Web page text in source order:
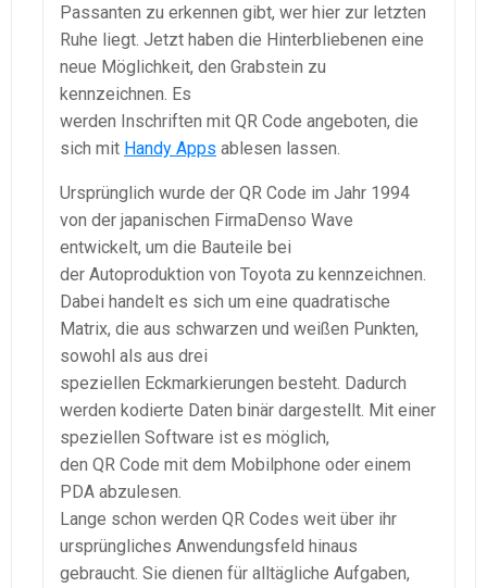
Passanten zu erkennen gibt, wer hier zur letzten
Ruhe liegt. Jetzt haben die Hinterbliebenen eine
neue Möglichkeit, den Grabstein zu
kennzeichnen. Es
werden Inschriften mit QR Code angeboten, die
sich mit Handy Apps ablesen lassen.
Ursprünglich wurde der QR Code im Jahr 1994
von der japanischen FirmaDenso Wave
entwickelt, um die Bauteile bei
der Autoproduktion von Toyota zu kennzeichnen.
Dabei handelt es sich um eine quadratische
Matrix, die aus schwarzen und weißen Punkten,
sowohl als aus drei
speziellen Eckmarkierungen besteht. Dadurch
werden kodierte Daten binär dargestellt. Mit einer
speziellen Software ist es möglich,
den QR Code mit dem Mobilphone oder einem
PDA abzulesen.
Lange schon werden QR Codes weit über ihr
ursprüngliches Anwendungsfeld hinaus
gebraucht. Sie dienen für alltägliche Aufgaben,